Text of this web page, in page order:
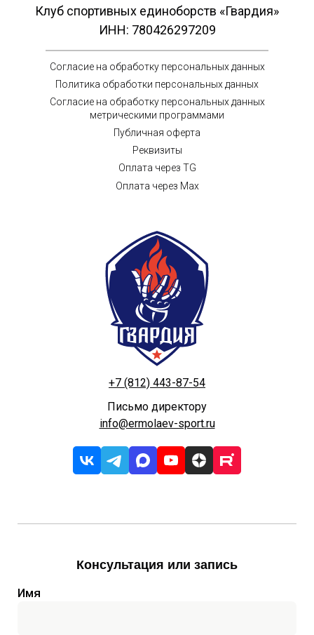
Клуб спортивных единоборств «Гвардия»
ИНН: 780426297209
Согласие на обработку персональных данных
Политика обработки персональных данных
Согласие на обработку персональных данных
метрическими программами
Публичная оферта
Реквизиты
Оплата через TG
Оплата через Max
+7 (812) 443-87-54
Письмо директору
info@ermolaev-sport.ru
Консультация или запись
Имя